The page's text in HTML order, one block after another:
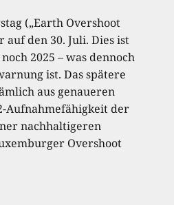
(„Earth Overshoot
auf den 30. Juli. Dies ist
2025 – was dennoch
ist. Das spätere
aus genaueren
Aufnahmefähigkeit der
nachhaltigeren
Overshoot